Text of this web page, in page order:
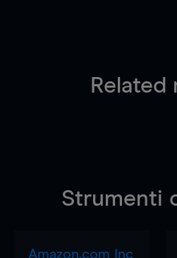
Related
Strumenti
Amazon.com Inc